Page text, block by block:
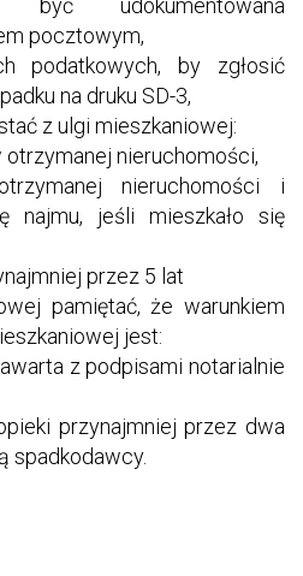
udokumentowana
pocztowym,
podatkowych, by zgłosić
na druku SD-3,
z ulgi mieszkaniowej:
nieruchomości,
nieruchomości i
najmu, jeśli mieszkało się
przez 5 lat
pamiętać, że warunkiem
jest:
z podpisami notarialnie
przynajmniej przez dwa
spadkodawcy.